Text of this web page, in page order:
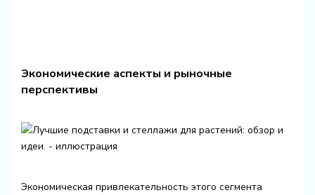
Экономические аспекты и рыночные
перспективы
Экономическая привлекательность этого сегмента